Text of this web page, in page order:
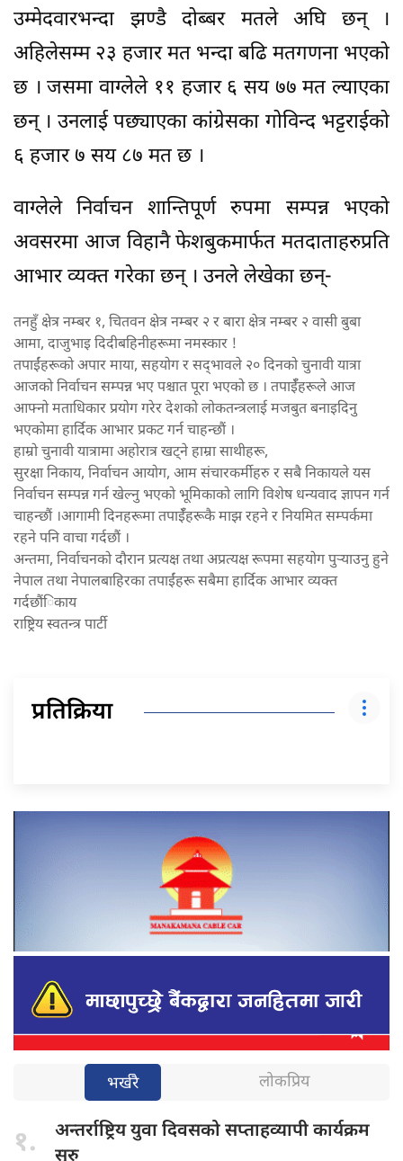
उम्मेदवारभन्दा झण्डै दोब्बर मतले अघि छन् ।
अहिलेसम्म २३ हजार मत भन्दा बढि मतगणना भएको
छ । जसमा वाग्लेले ११ हजार ६ सय ७७ मत ल्याएका
छन् । उनलाई पछ्याएका कांग्रेसका गोविन्द भट्टराईको
६ हजार ७ सय ८७ मत छ ।
वाग्लेले निर्वाचन शान्तिपूर्ण रुपमा सम्पन्न भएको
अवसरमा आज विहानै फेशबुकमार्फत मतदाताहरुप्रति
आभार व्यक्त गरेका छन् । उनले लेखेका छन्-
तनहुँ क्षेत्र नम्बर १, चितवन क्षेत्र नम्बर २ र बारा क्षेत्र नम्बर २ वासी बुबा
आमा, दाजुभाइ दिदीबहिनीहरूमा नमस्कार !
तपाईंहरूको अपार माया, सहयोग र सद्भावले २० दिनको चुनावी यात्रा
आजको निर्वाचन सम्पन्न भए पश्चात पूरा भएको छ । तपाईँहरूले आज
आफ्नो मताधिकार प्रयोग गरेर देशको लोकतन्त्रलाई मजबुत बनाइदिनु
भएकोमा हार्दिक आभार प्रकट गर्न चाहन्छौं ।
हाम्रो चुनावी यात्रामा अहोरात्र खट्ने हाम्रा साथीहरू,
सुरक्षा निकाय, निर्वाचन आयोग, आम संचारकर्मीहरु र सबै निकायले यस
निर्वाचन सम्पन्न गर्न खेल्नु भएको भूमिकाको लागि विशेष धन्यवाद ज्ञापन गर्न
चाहन्छौं ।आगामी दिनहरूमा तपाईँहरूकै माझ रहने र नियमित सम्पर्कमा
रहने पनि वाचा गर्दछौं ।
अन्तमा, निर्वाचनको दौरान प्रत्यक्ष तथा अप्रत्यक्ष रूपमा सहयोग पुर्याउनु हुने
नेपाल तथा नेपालबाहिरका तपाईंहरू सबैमा हार्दिक आभार व्यक्त
गर्दछौंिकाय
राष्ट्रिय स्वतन्त्र पार्टी
प्रतिक्रिया
भर्खरै लोकप्रिय
१. अन्तर्राष्ट्रिय युवादिवसको सप्ताहव्यापी कार्यक्रम